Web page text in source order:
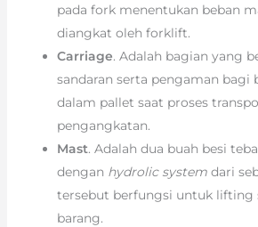
pada fork menentukan beban
diangkat oleh forklift.
Carriage. Adalah bagian yang
sandaran serta pengaman bagi
dalam pallet saat proses
pengangkatan.
Mast. Adalah dua buah besi
dengan hydrolic systemdari
tersebut berfungsi untuk lifting
barang.